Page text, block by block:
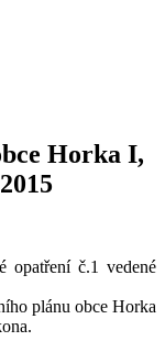
Horka I,
opatření č.1 vedené
plánu obce Horka